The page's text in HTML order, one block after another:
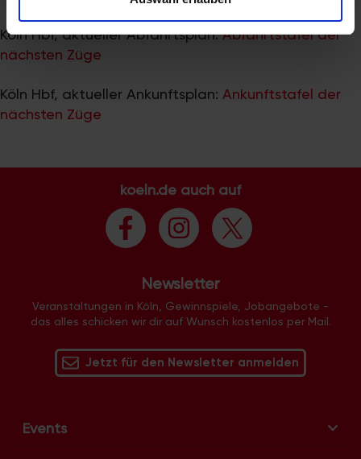
analysieren. Außerdem geben wir Informationen zu Ihrer
Verwendung unserer Website an unsere Partner für
soziale Medien, Werbung und Analysen weiter. Unsere
weiteren Daten zusammen, die Sie ihnen bereitgestellt
haben oder die sie im Rahmen Ihrer Nutzung der Dienste
Köln Hbf, aktueller Abfahrtsplan:Abfahrtstafel der
nächsten Züge
Köln Hbf, aktueller Ankunftsplan: Ankunftstafel der
nächsten Züge
koeln.de auch auf
Newsletter
Veranstaltungen in Köln, Gewinnspiele, Jobangebote -
das alles schicken wir dir auf Wunsch kostenlos per Mail.
Jetzt für den Newsletter anmelden
Events